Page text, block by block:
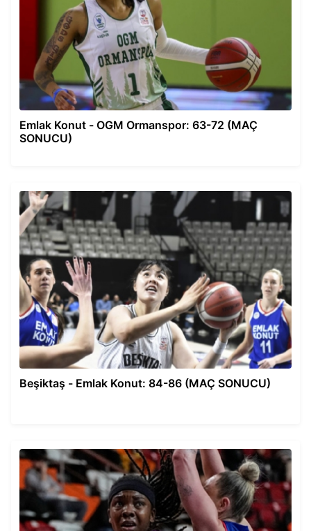
Emlak Konut - OGM Ormanspor: 63-72 (MAÇ
SONUCU)
Beşiktaş - Emlak Konut: 84-86 (MAÇ SONUCU)